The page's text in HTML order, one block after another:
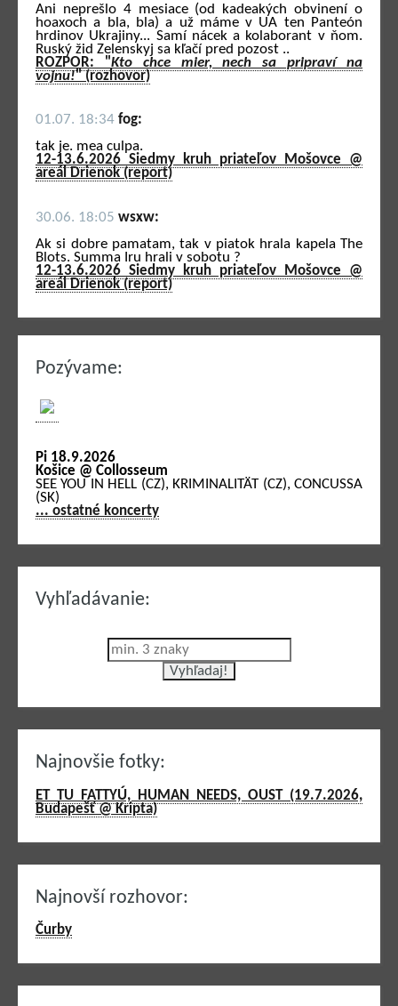
Ani neprešlo 4 mesiace (od kadeakých obvinení o
hoaxoch a bla, bla) a už máme v UA ten Panteón
hrdinov Ukrajiny... Samí nácek a kolaborant v ňom.
Ruský žid Zelenskyj sa kľačí pred pozost ..
ROZPOR: "Kto chce mier, nech sa pripraví na
vojnu!" (rozhovor)
01.07. 18:34 fog:
tak je. mea culpa.
12-13.6.2026 Siedmy kruh priateľov Mošovce @
areál Drienok (report)
30.06. 18:05 wsxw:
Ak si dobre pamatam, tak v piatok hrala kapela The
Blots. Summa Iru hrali v sobotu ?
12-13.6.2026 Siedmy kruh priateľov Mošovce @
areál Drienok (report)
Pozývame:
Pi 18.9.2026
Košice @ Collosseum
SEE YOU IN HELL (CZ), KRIMINALITÄT (CZ), CONCUSSA
(SK)
... ostatné koncerty
Vyhľadávanie:
Najnovšie fotky:
ET TU FATTYÚ, HUMAN NEEDS, OUST (19.7.2026,
Budapešť @ Kripta)
Najnovší rozhovor:
Čurby